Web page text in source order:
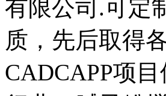
有限公司.可定
质，先后取得
CADCAPP项